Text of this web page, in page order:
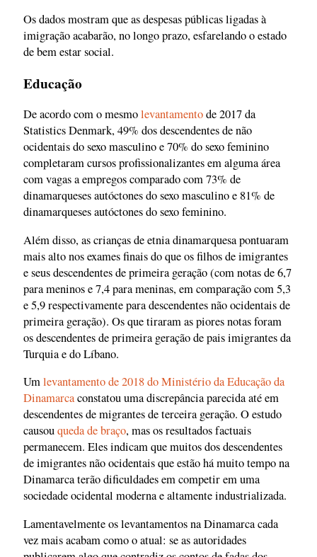
Os dados mostram que as despesas públicas ligadas à
imigração acabarão, no longo prazo, esfarelando o estado
de bem estar social.
Educação
De acordo com o mesmolevantamentode 2017 da
Statistics Denmark, 49% dos descendentes de não
ocidentais do sexo masculino e 70% do sexo feminino
completaram cursos profissionalizantes em alguma área
com vagas a empregos comparado com 73% de
dinamarqueses autóctones do sexo masculino e 81% de
dinamarqueses autóctones do sexo feminino.
Além disso, as crianças de etnia dinamarquesa pontuaram
mais alto nos exames finais do que os filhos de imigrantes
e seus descendentes de primeira geração (com notas de 6,7
para meninos e 7,4 para meninas, em comparação com 5,3
e 5,9 respectivamente para descendentes não ocidentais de
primeira geração). Os que tiraram as piores notas foram
os descendentes de primeira geração de pais imigrantes da
Turquia e do Líbano.
Umlevantamento de 2018 do Ministério da Educação da
Dinamarcaconstatou uma discrepância parecida até em
descendentes de migrantes de terceira geração. O estudo
causouqueda de braço, mas os resultados factuais
permanecem. Eles indicam que muitos dos descendentes
de imigrantes não ocidentais que estão há muito tempo na
Dinamarca terão dificuldades em competir em uma
sociedade ocidental moderna e altamente industrializada.
Lamentavelmente os levantamentos na Dinamarca cada
vez mais acabam como o atual: se as autoridades